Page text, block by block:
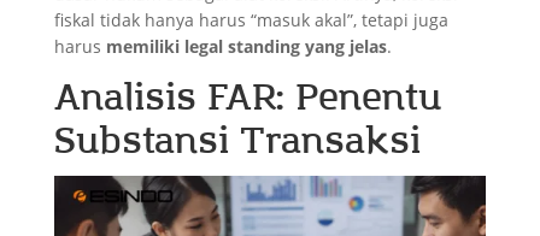
fiskal tidak hanya harus “masuk akal”, tetapi juga
harus memiliki legal standing yang jelas.
Analisis FAR: Penentu
Substansi Transaksi